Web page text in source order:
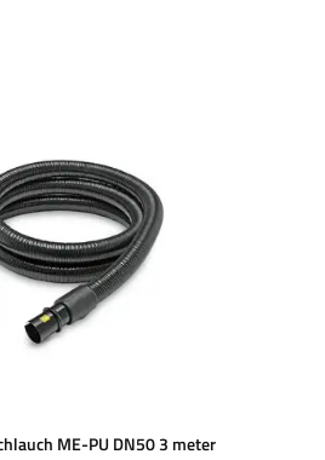
ME-PU DN50 3 meter